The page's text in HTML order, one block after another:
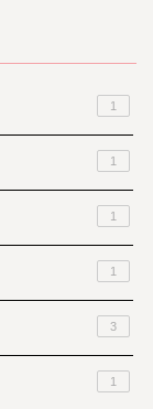
1
1
1
1
3
1